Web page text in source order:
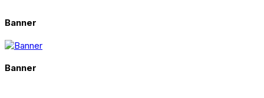
Banner
Banner